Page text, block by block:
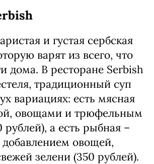
и густая сербская
варят из всего, что
дома. В ресторане Serbish
традиционный суп
вариациях: есть мясная
овощами и трюфельным
а есть рыбная –
добавлением овощей,
зелени (350 рублей).